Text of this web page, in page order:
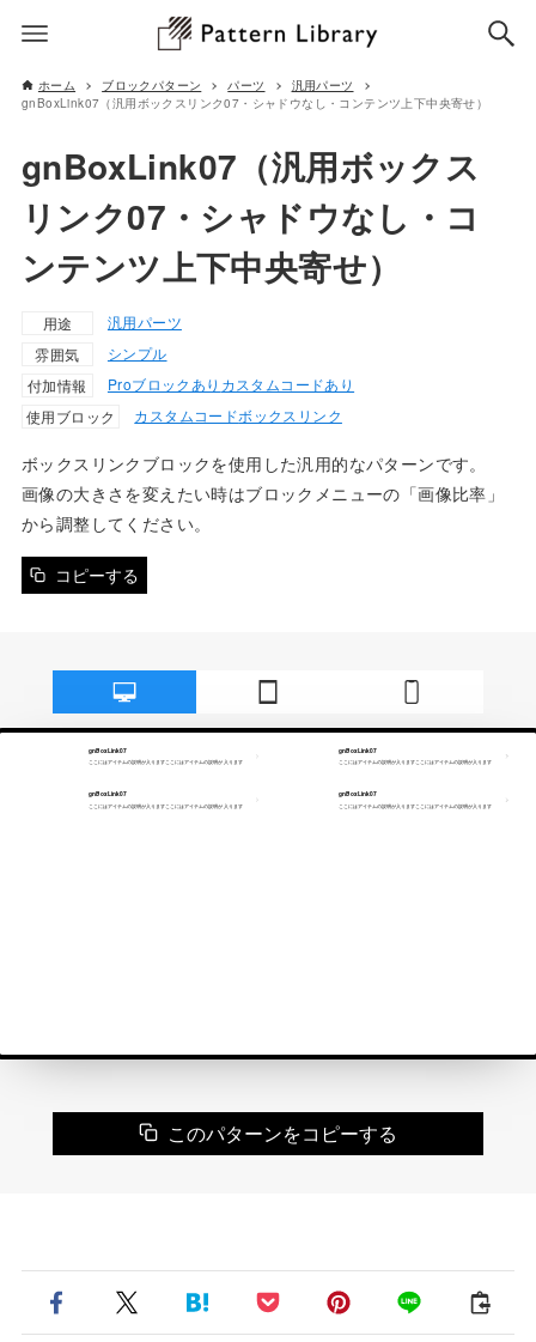
ホーム ブロックパターン パーツ
汎用パーツ
gnBoxLink07（汎用ボックスリンク07・シャドウなし・コンテンツ上下中央寄せ）
gnBoxLink07（汎用ボックス
リンク07・シャドウなし・コ
ンテンツ上下中央寄せ）
用途
汎用パーツ
雰囲気
シンプル
付加情報
Proブロックあり カスタムコードあり
使用ブロック
カスタムコードボックスリンク
ボックスリンクブロックを使用した汎用的なパターンです。
画像の大きさを変えたい時はブロックメニューの「画像比率」
から調整してください。
コピーする
このパターンをコピーする